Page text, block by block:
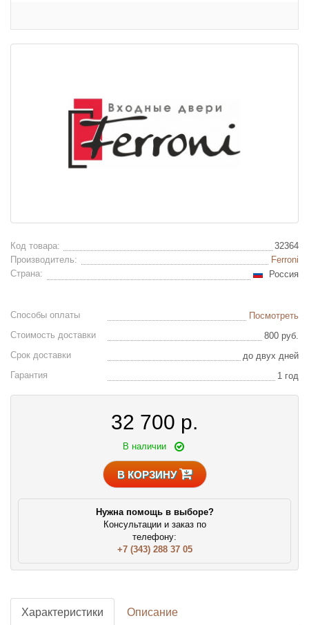
Код товара:
32364
Производитель:
Ferroni
Страна:
Россия
Способы оплаты
Посмотреть
Стоимость доставки
800 руб.
Срок доставки
до двух дней
Гарантия
1 год
32 700 р.
В наличии
В КОРЗИНУ
Нужна помощь в выборе?
Консультации и заказ по
телефону:
+7 (343) 288 37 05
Характеристики Описание